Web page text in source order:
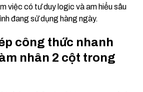
việc có tư duy logic và am hiểu sâu
đang sử dụng hàng ngày.
công thức nhanh
nhân 2 cột trong